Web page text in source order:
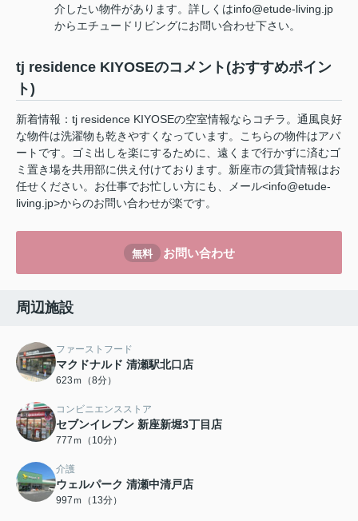
介したい物件があります。詳しくはinfo@etude-living.jp
からエチュードリビングにお問い合わせ下さい。
tj residence KIYOSEのコメント(おすすめポイン
ト)
新着情報：tj residence KIYOSEの空室情報ならコチラ。通風良好
な物件は洗濯物も乾きやすくなっています。こちらの物件はアパ
ートです。ゴミ出しを楽にするために、遠くまで行かずに済むゴ
ミ置き場を共用部に供え付けております。新座市の賃貸情報はお
任せください。お仕事でお忙しい方にも、メール<info@etude-
living.jp>からのお問い合わせが楽です。
無料 お問い合わせ
周辺施設
ファーストフード
マクドナルド 清瀬駅北口店
623ｍ（8分）
コンビニエンスストア
セブンイレブン 新座新堀3丁目店
777ｍ（10分）
介護
ウェルパーク 清瀬中清戸店
997ｍ（13分）